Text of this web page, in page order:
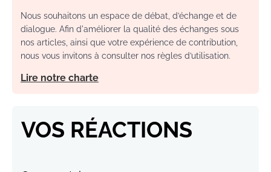
Nous souhaitons un espace de débat, d’échange et de
dialogue. Afin d'améliorer la qualité des échanges sous
nos articles, ainsi que votre expérience de contribution,
nous vous invitons à consulter nos règles d’utilisation.
Lire notre charte
VOS RÉACTIONS